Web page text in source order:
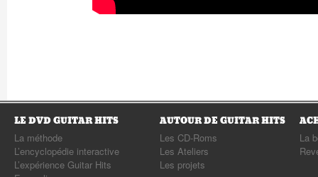
LE DVD GUITAR HITS
La méthode
L’encyclopédie interactive
L’expérience Guitar Hits
AUTOUR DE GUITAR HITS
Les CD-Roms
Les Ateliers
Les projets
La